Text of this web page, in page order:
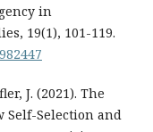
in
19(1), 101-119.
J. (2021). The
Self-Selection and